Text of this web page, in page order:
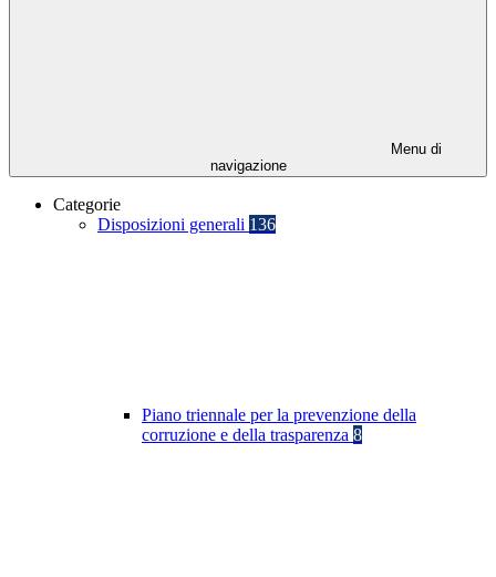
Menu di
navigazione
Categorie
Disposizioni generali 136
Piano triennale per la prevenzione della
corruzione e della trasparenza 8